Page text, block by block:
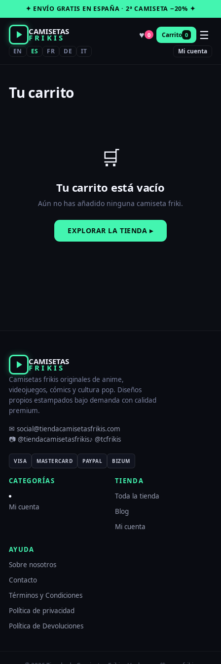
al
contenido
✦ ENVÍO GRATIS EN ESPAÑA · 2ª CAMISETA −20% ✦
CAMISETAS
FRIKIS ♥ 0 Carrito 0 ☰
EN ES FR DE IT Mi cuenta
Tu carrito
🛒
Tu carrito está vacío
Aún no has añadido ninguna camiseta friki.
EXPLORAR LA TIENDA ▸
CAMISETAS
FRIKIS
Camisetas frikis originales de anime,
videojuegos, cómics y cultura pop. Diseños
propios estampados bajo demanda con calidad
premium.
✉ social@tiendacamisetasfrikis.com
📷 @tiendacamisetasfrikis♪ @tcfrikis
VISA MASTERCARD PAYPAL BIZUM
CATEGORÍAS
Mi cuenta
TIENDA
Toda la tienda
Blog
Mi cuenta
AYUDA
Sobre nosotros
Contacto
Términos y Condiciones
Política de privacidad
Política de Devoluciones